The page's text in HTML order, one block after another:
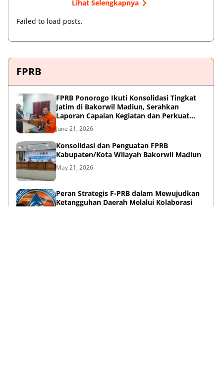
Lihat Selengkapnya
Failed to load posts.
FPRB
FPRB Ponorogo Ikuti Konsolidasi Tingkat
Jatim di Bakorwil Madiun, Serahkan
Laporan Capaian Kegiatan dan Perkuat
Sinergi Pentahelix
June 21, 2026
Konsolidasi dan Penguatan FPRB
Kabupaten/Kota Wilayah Bakorwil Madiun
May 21, 2026
Peran Strategis F-PRB dalam Mewujudkan
Ketangguhan Daerah Melalui Kolaborasi